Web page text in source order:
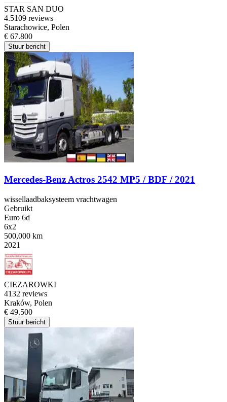
STAR SAN DUO
4.5109 reviews
Starachowice, Polen
€ 67.800
Stuur bericht
Mercedes-Benz Actros 2542 MP5 / BDF / 2021
wissellaadbaksysteem vrachtwagen
Gebruikt
Euro 6d
6x2
500,000 km
2021
CIEZAROWKI
4132 reviews
Kraków, Polen
€ 49.500
Stuur bericht